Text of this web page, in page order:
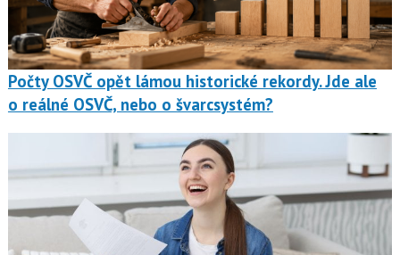
Počty OSVČ opět lámou historické rekordy. Jde ale
o reálné OSVČ, nebo o švarcsystém?